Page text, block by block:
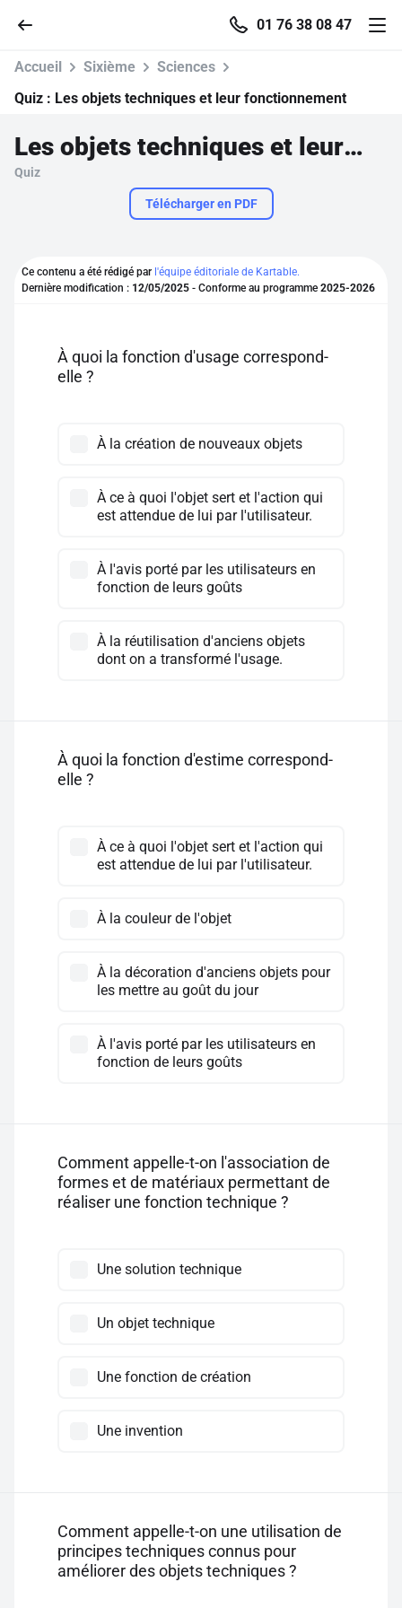
01 76 38 08 47
Accueil
Se connecter
S'inscrire gratuitement
Accueil Sixième
Sciences
Quiz : Les objets techniques et leur fonctionnement
Les objets techniques et leur fonctionnement
Quiz
Télécharger en PDF
Ce contenu a été rédigé par l'équipe éditoriale de Kartable.
Dernière modification : 12/05/2025 - Conforme au programme 2025-2026
À quoi la fonction d'usage correspond-
elle ?
À la création de nouveaux objets
À ce à quoi l'objet sert et l'action qui
est attendue de lui par l'utilisateur.
À l'avis porté par les utilisateurs en
fonction de leurs goûts
À la réutilisation d'anciens objets
dont on a transformé l'usage.
À quoi la fonction d'estime correspond-
elle ?
À ce à quoi l'objet sert et l'action qui
est attendue de lui par l'utilisateur.
À la couleur de l'objet
À la décoration d'anciens objets pour
les mettre au goût du jour
À l'avis porté par les utilisateurs en
fonction de leurs goûts
Comment appelle-t-on l'association de
formes et de matériaux permettant de
réaliser une fonction technique ?
Une solution technique
Un objet technique
Une fonction de création
Une invention
Comment appelle-t-on une utilisation de
principes techniques connus pour
améliorer des objets techniques ?